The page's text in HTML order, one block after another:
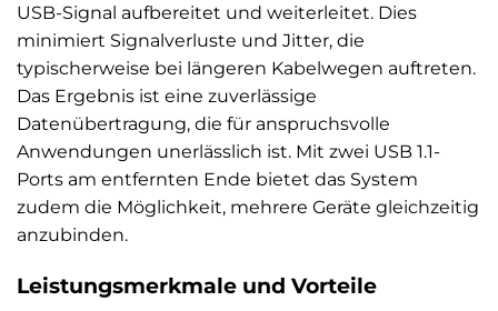
USB-Signal aufbereitet und weiterleitet. Dies
minimiert Signalverluste und Jitter, die
typischerweise bei längeren Kabelwegen auftreten.
Das Ergebnis ist eine zuverlässige
Datenübertragung, die für anspruchsvolle
Anwendungen unerlässlich ist. Mit zwei USB 1.1-
Ports am entfernten Ende bietet das System
zudem die Möglichkeit, mehrere Geräte gleichzeitig
anzubinden.
Leistungsmerkmale und Vorteile